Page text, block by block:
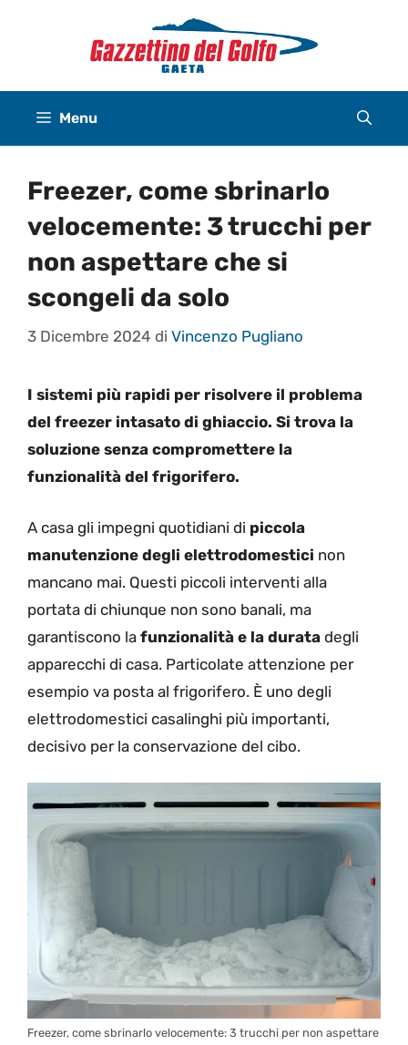
Menu
Freezer, come sbrinarlo
velocemente: 3 trucchi per
non aspettare che si
scongeli da solo
3 Dicembre 2024 di Vincenzo Pugliano
I sistemi più rapidi per risolvere il problema
del freezer intasato di ghiaccio. Si trova la
soluzione senza compromettere la
funzionalità del frigorifero.
A casa gli impegni quotidiani di piccola
manutenzione degli elettrodomestici non
mancano mai. Questi piccoli interventi alla
portata di chiunque non sono banali, ma
garantiscono la funzionalità e la durata degli
apparecchi di casa. Particolate attenzione per
esempio va posta al frigorifero. È uno degli
elettrodomestici casalinghi più importanti,
decisivo per la conservazione del cibo.
Freezer, come sbrinarlo velocemente: 3 trucchi per non aspettare